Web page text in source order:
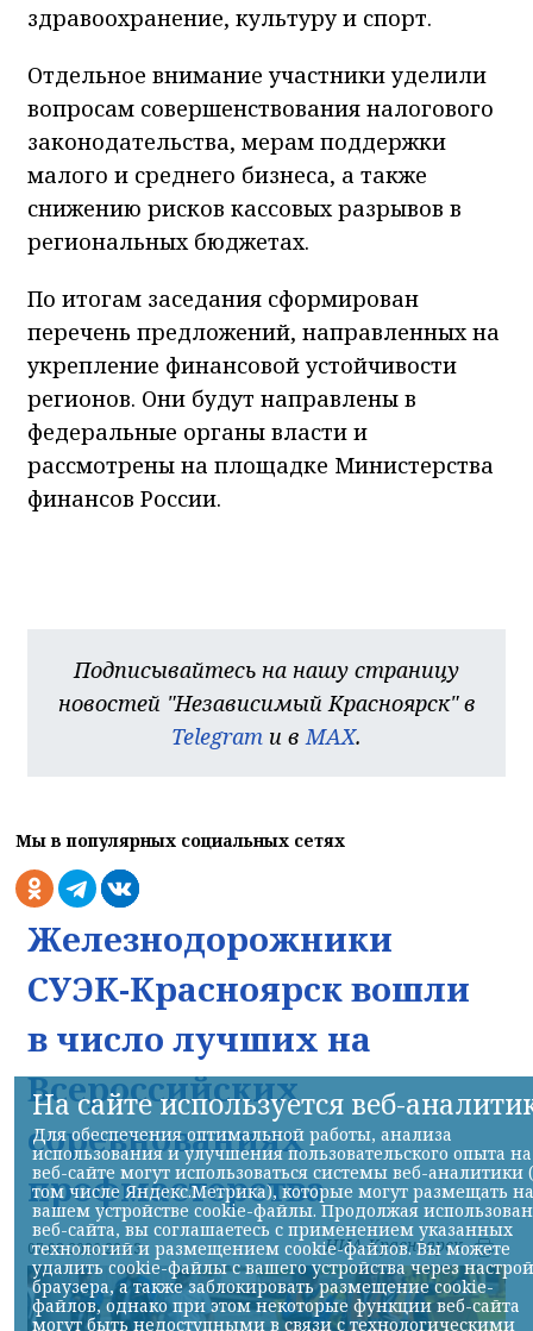
здравоохранение, культуру и спорт.
Отдельное внимание участники уделили
вопросам совершенствования налогового
законодательства, мерам поддержки
малого и среднего бизнеса, а также
снижению рисков кассовых разрывов в
региональных бюджетах.
По итогам заседания сформирован
перечень предложений, направленных на
укрепление финансовой устойчивости
регионов. Они будут направлены в
федеральные органы власти и
рассмотрены на площадке Министерства
финансов России.
Подписывайтесь на нашу страницу
новостей "Независимый Красноярск" в
Telegram и в MAX.
Мы в популярных социальных сетях
Железнодорожники
СУЭК-Красноярск вошли
в число лучших на
Всероссийских
соревнованиях
профмастерства
07.08.2026 22:13 НИА-Красноярск
На сайте используется веб-
Для обеспечения оптимальной работы, анализа
использования и улучшения пользовательского опыта на
веб-сайте могут использоваться системы веб-аналитики
том числе Яндекс.Метрика), которые могут размещать на
вашем устройстве cookie-файлы. Продолжая
веб-сайта, вы соглашаетесь с применением указанных
технологий и размещением cookie-файлов. Вы можете
удалить cookie-файлы с вашего устройства через
браузера, а также заблокировать размещение cookie-
файлов, однако при этом некоторые функции веб-сайта
могут быть недоступными в связи с технологическими